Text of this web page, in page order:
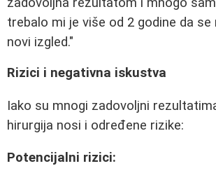
trebalo mi je više od 2 godine da se
novi izgled."
Rizici i negativna iskustva
Iako su mnogi zadovoljni
hirurgija nosi i određene rizike:
Potencijalni rizici: